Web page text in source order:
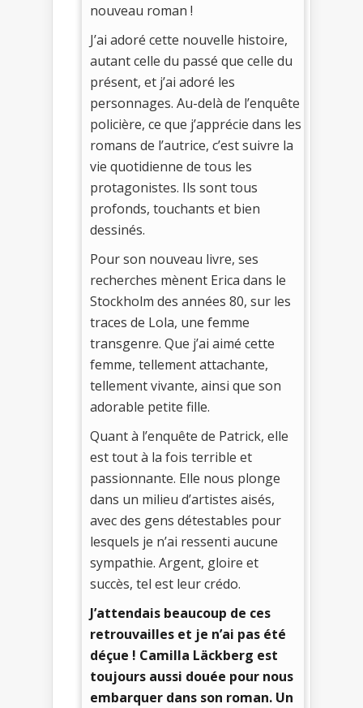
nouveau roman !
J’ai adoré cette nouvelle histoire,
autant celle du passé que celle du
présent, et j’ai adoré les
personnages. Au-delà de l’enquête
policière, ce que j’apprécie dans les
romans de l’autrice, c’est suivre la
vie quotidienne de tous les
protagonistes. Ils sont tous
profonds, touchants et bien
dessinés.
Pour son nouveau livre, ses
recherches mènent Erica dans le
Stockholm des années 80, sur les
traces de Lola, une femme
transgenre. Que j’ai aimé cette
femme, tellement attachante,
tellement vivante, ainsi que son
adorable petite fille.
Quant à l’enquête de Patrick, elle
est tout à la fois terrible et
passionnante. Elle nous plonge
dans un milieu d’artistes aisés,
avec des gens détestables pour
lesquels je n’ai ressenti aucune
sympathie. Argent, gloire et
succès, tel est leur crédo.
J’attendais beaucoup de ces
retrouvailles et je n’ai pas été
déçue ! Camilla Läckberg est
toujours aussi douée pour nous
embarquer dans son roman. Un